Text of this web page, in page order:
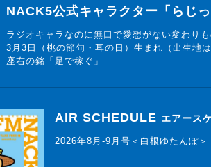
らじっと君
NACK5公式キャラクター「らじっ
ラジオキャラなのに無口で愛想がない変わり
3月3日（桃の節句・耳の日）生まれ（出生地は
座右の銘「足で稼ぐ」
AIR SCHEDULE エアース
2026年8月-9月号＜白根ゆたんぽ＞